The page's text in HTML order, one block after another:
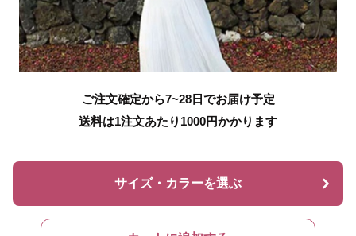
ご注文確定から7~28日でお届け予定
送料は1注文あたり 1000円かかります
サイズ・カラーを選ぶ